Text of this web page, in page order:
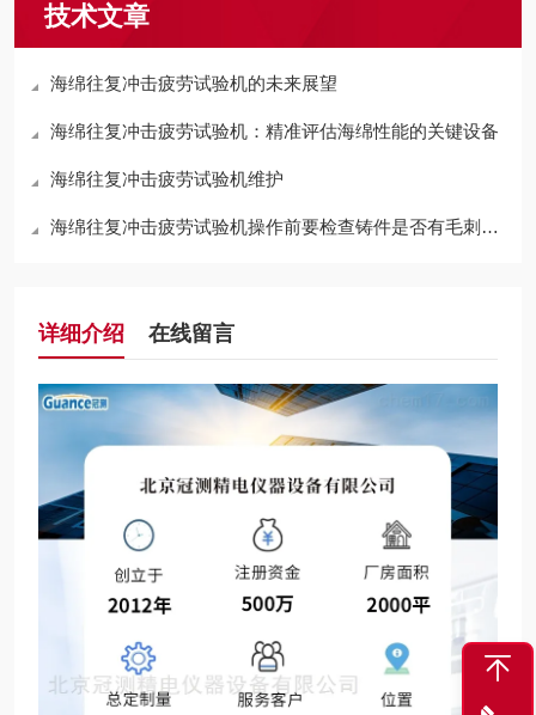
技术文章
海绵往复冲击疲劳试验机的未来展望
海绵往复冲击疲劳试验机：精准评估海绵性能的关键设备
海绵往复冲击疲劳试验机维护
海绵往复冲击疲劳试验机操作前要检查铸件是否有毛刺、飞边和冒口
详细介绍 在线留言